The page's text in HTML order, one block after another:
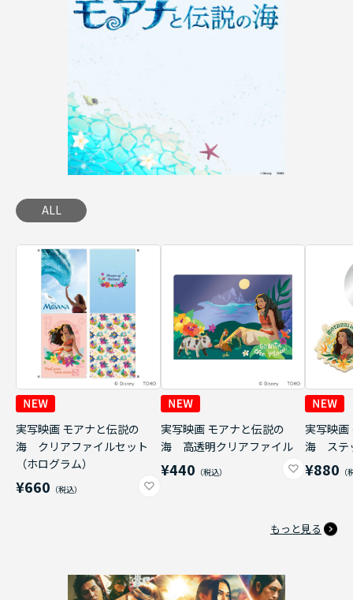
ALL
実写映画 モアナと伝説の
海 クリアファイルセット
（ホログラム）
¥660
実写映画 モアナと伝説の
海 高透明クリアファイル
¥440
実写映画
海 ステ
¥880
もっと見る